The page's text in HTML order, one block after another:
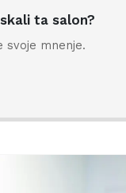
ta salon?
svoje mnenje.